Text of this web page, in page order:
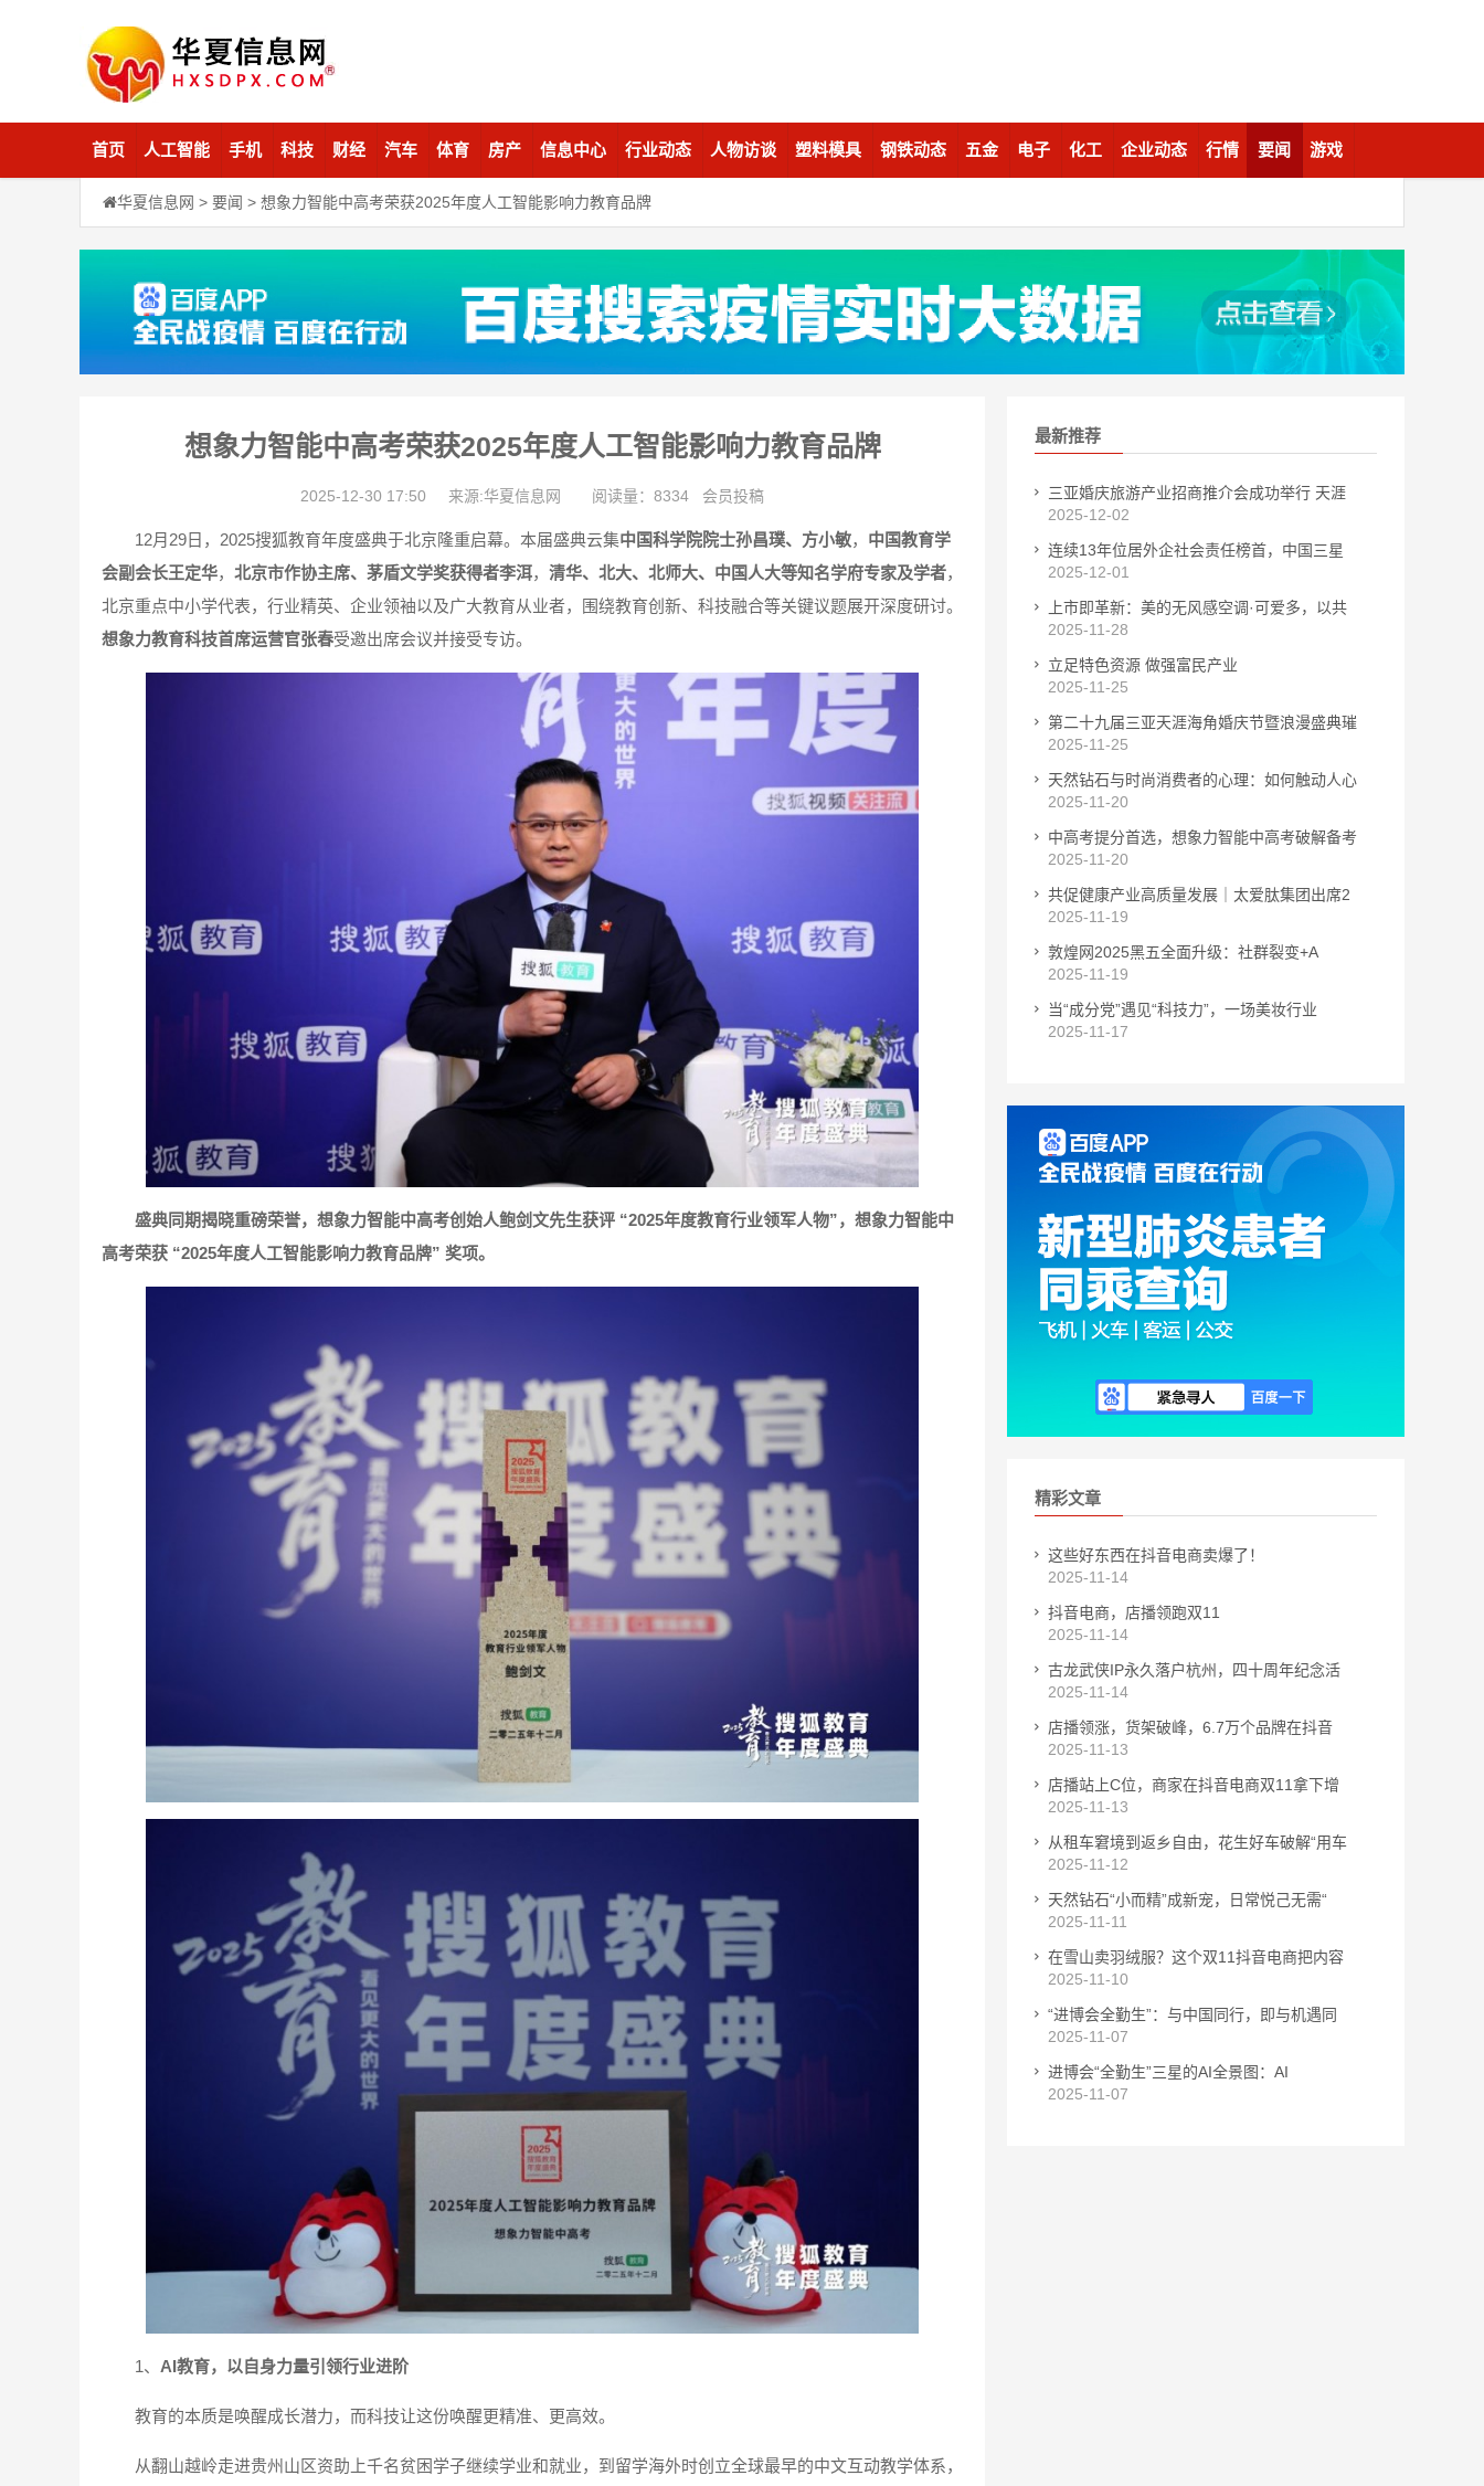
首页 人工智能 手机 科技 财经 汽车 体育 房产 信息中心 行业动态 人物访谈 塑料模具 钢铁动态 五金 电子 化工 企业动态 行情 要闻 游戏
华夏信息网 > 要闻 > 想象力智能中高考荣获2025年度人工智能影响力教育品牌
想象力智能中高考荣获2025年度人工智能影响力教育品牌
2025-12-30 17:50 来源:华夏信息网 阅读量：8334 会员投稿
12月29日，2025搜狐教育年度盛典于北京隆重启幕。本届盛典云集中国科学院院士孙昌璞、方小敏， 中国教育学
会副会长王定华， 北京市作协主席、茅盾文学奖获得者李洱， 清华、北大、北师大、中国人大等知名学府专家及学者，
北京重点中小学代表，行业精英、企业领袖以及广大教育从业者，围绕教育创新、科技融合等关键议题展开深度研讨。
想象力教育科技首席运营官张春受邀出席会议并接受专访。
盛典同期揭晓重磅荣誉， 想象力智能中高考创始人鲍剑文先生获评 “2025年度教育行业领军人物”， 想象力智能中
高考荣获 “2025年度人工智能影响力教育品牌” 奖项。
1、 AI教育，以自身力量引领行业进阶
教育的本质是唤醒成长潜力，而科技让这份唤醒更精准、更高效。
从翻山越岭走进贵州山区资助上千名贫困学子继续学业和就业，到留学海外时创立全球最早的中文互动教学体系，
最新推荐
三亚婚庆旅游产业招商推介会成功举行 天涯
2025-12-02
连续13年位居外企社会责任榜首，中国三星
2025-12-01
上市即革新：美的无风感空调·可爱多，以共
2025-11-28
立足特色资源 做强富民产业
2025-11-25
第二十九届三亚天涯海角婚庆节暨浪漫盛典璀
2025-11-25
天然钻石与时尚消费者的心理：如何触动人心
2025-11-20
中高考提分首选，想象力智能中高考破解备考
2025-11-20
共促健康产业高质量发展｜太爱肽集团出席2
2025-11-19
敦煌网2025黑五全面升级：社群裂变+A
2025-11-19
当“成分党”遇见“科技力”，一场美妆行业
2025-11-17
精彩文章
这些好东西在抖音电商卖爆了！
2025-11-14
抖音电商，店播领跑双11
2025-11-14
古龙武侠IP永久落户杭州，四十周年纪念活
2025-11-14
店播领涨，货架破峰，6.7万个品牌在抖音
2025-11-13
店播站上C位，商家在抖音电商双11拿下增
2025-11-13
从租车窘境到返乡自由，花生好车破解“用车
2025-11-12
天然钻石“小而精”成新宠，日常悦己无需“
2025-11-11
在雪山卖羽绒服？这个双11抖音电商把内容
2025-11-10
“进博会全勤生”：与中国同行，即与机遇同
2025-11-07
进博会“全勤生”三星的AI全景图：AI
2025-11-07